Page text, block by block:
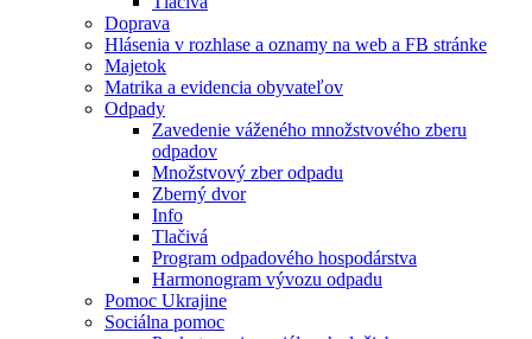
Doprava
Hlásenia v rozhlase a oznamy na web a FB stránke
Majetok
Matrika a evidencia obyvateľov
Odpady
Zavedenie váženého množstvového zberu
odpadov
Množstvový zber odpadu
Zberný dvor
Info
Tlačivá
Program odpadového hospodárstva
Harmonogram vývozu odpadu
Pomoc Ukrajine
Sociálna pomoc